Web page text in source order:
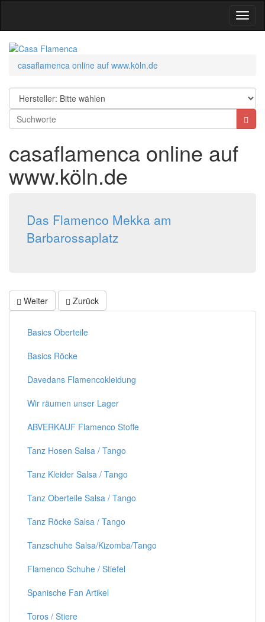
casaflamenca online auf www.köln.de
casaflamenca online auf
www.köln.de
Das Flamenco Mekka am
Barbarossaplatz
Weiter Zurück
Basics Oberteile
Basics Röcke
Davedans Flamencokleidung
Wir räumen unser Lager
ABVERKAUF Flamenco Stoffe
Tanz Hosen Salsa / Tango
Tanz Kleider Salsa / Tango
Tanz Oberteile Salsa / Tango
Tanz Röcke Salsa / Tango
Tanzschuhe Salsa/Kizomba/Tango
Flamenco Schuhe / Stiefel
Spanische Fan Artikel
Toros / Stiere